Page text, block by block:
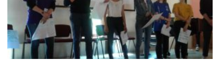
ESF\REACT Fördermaßnahme
Graz University of Technology
Gymnasium Steiermark
Institut Français d’Autriche